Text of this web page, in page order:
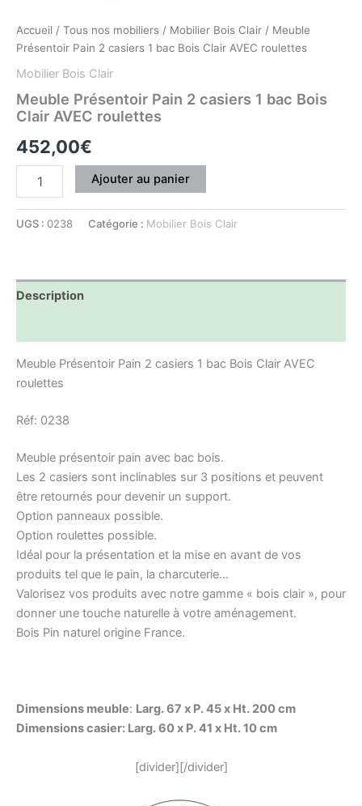
Accueil / Tous nos mobiliers / Mobilier Bois Clair / Meuble
Présentoir Pain 2 casiers 1 bac Bois Clair AVEC roulettes
Mobilier Bois Clair
Meuble Présentoir Pain 2 casiers 1 bac Bois
Clair AVEC roulettes
452,00€
Ajouter au panier
UGS : 0238 Catégorie : Mobilier Bois Clair
Description
Meuble Présentoir Pain 2 casiers 1 bac Bois Clair AVEC
roulettes
Réf: 0238
Meuble présentoir pain avec bac bois.
Les 2 casiers sont inclinables sur 3 positions et peuvent
être retournés pour devenir un support.
Option panneaux possible.
Option roulettes possible.
Idéal pour la présentation et la mise en avant de vos
produits tel que le pain, la charcuterie…
Valorisez vos produits avec notre gamme « bois clair », pour
donner une touche naturelle à votre aménagement.
Bois Pin naturel origine France.
Dimensions meuble: Larg. 67 x P. 45 x Ht. 200 cm
Dimensions casier: Larg. 60 x P. 41 x Ht. 10 cm
[divider][/divider]